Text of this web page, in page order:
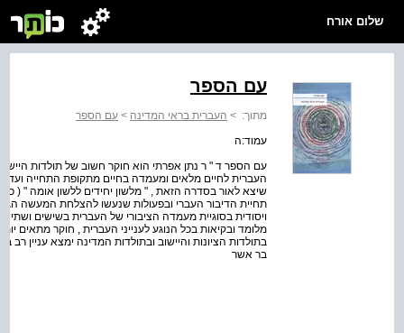
שלום אורח
עם הספר
מתוך: > העברית בראי המדינה > עם הספר
עמוד:ה
עם הספר ד " ר נתן אפרתי הוא חוקר חשוב של תולדות
העברית לחיים מלאים ומעמדה בחיים מתקופת התחייה ועד
שיצא לאור בסדרה הזאת , " מלשון יחידים ללשון אומה " (
תחיית הדיבור העברי ובפעולות שנעשו להצלחת המעשה
ויסודית בסוגיית מעמדה הציבורי של העברית בשישים
מלומד ובקיאות בכל הנוגע לענייני העברית , חוקר מתאים
בתולדות הציונות והיישוב ובתולדות המדינה ימצא עניין
בר אשר